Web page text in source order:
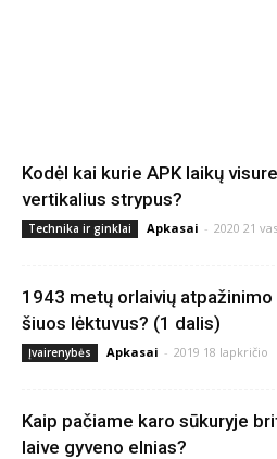
Kodėl kai kurie APK laikų
vertikalius strypus?
Technika ir ginklai Apkasai - 2020 21
1943 metų orlaivių
šiuos lėktuvus? (1 dalis)
Įvairenybės Apkasai - 2019 18 lapkričio
Kaip pačiame karo sūkuryje
laive gyveno elnias?